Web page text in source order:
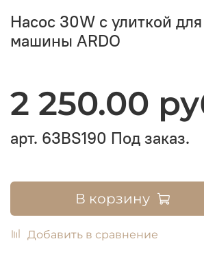
Насос 30W с улиткой
машины ARDO
2 250.00
арт. 63BS190 Под заказ.
В корзину
Добавить в сравнение